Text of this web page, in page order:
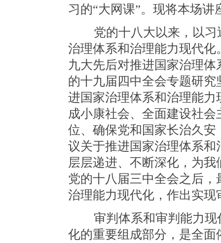
习的“大网课”。现将本场讲
党的十八大以来，以习
治理体系和治理能力现代
九大先后对推进国家治理
的十九届四中全会专题研
进国家治理体系和治理能
成小康社会、全面建设社
位、确保党和国家长治久
议关于推进国家治理体系
层层递进、不断深化，为
党的十八届三中全会之后
治理能力现代化，作出实
审判体系和审判能力现
化的重要组成部分，是全